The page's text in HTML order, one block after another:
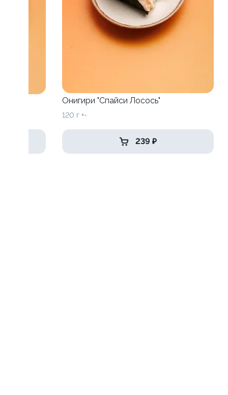
Онигири "Спайси Лосось"
120 г +-
239 ₽